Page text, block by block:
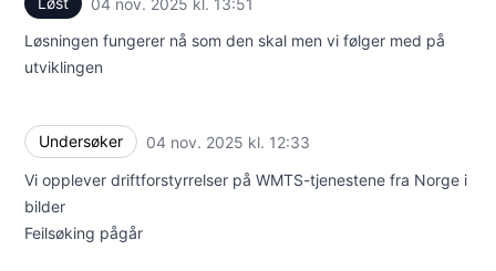
Løsningen fungerer nå som den skal men vi følger med på
utviklingen
Undersøker 04 nov. 2025 kl. 12:33
Vi opplever driftforstyrrelser på WMTS-tjenestene fra Norge i
bilder
Feilsøking pågår